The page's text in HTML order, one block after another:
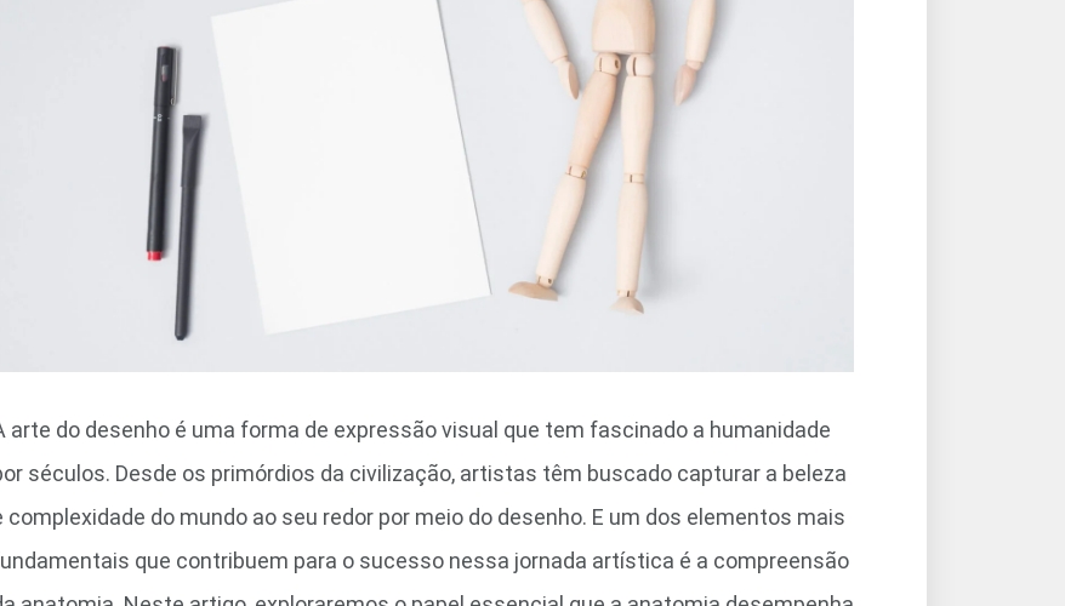
arte do desenho é uma forma de expressão visual que tem fascinado a humanidade
séculos. Desde os primórdios da civilização, artistas têm buscado capturar a beleza
complexidade do mundo ao seu redor por meio do desenho. E um dos elementos mais
que contribuem para o sucesso nessa jornada artística é a compreensão